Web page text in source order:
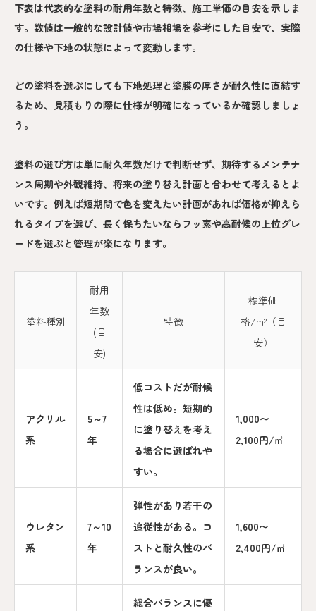
下表は代表的な塗料の耐用年数と特徴、施工単価の目安を示しま
す。数値は一般的な設計値や市場相場を参考にした目安で、実際
の仕様や下地の状態によって変動します。
どの塗料を選ぶにしても下地処理と塗膜の厚さが耐久性に直結す
るため、見積もりの際に仕様が明確になっているか確認しましょ
う。
塗料の選び方は単に耐久年数だけで判断せず、期待するメンテナ
ンス周期や外観維持、将来の塗り替え計画と合わせて考えるとよ
いです。例えば短期間で色を変えたい計画があれば価格が抑えら
れるタイプを選び、長く保ちたいならフッ素や高耐候の上位グレ
ードを選ぶと管理が楽になります。
塗料種別
耐用
年数
(目
安)
特徴
標準価
格/m²（目
安）
アクリル
系
5～7
年
低コストだが耐候
性は低め。短期的
に塗り替えを考え
る場合に選ばれや
すい。
1,000〜
2,100円/㎡
ウレタン
系
7～10
年
弾性があり若干の
追従性がある。コ
ストと耐久性のバ
ランスが良い。
1,600〜
2,400円/㎡
総合バランスに優